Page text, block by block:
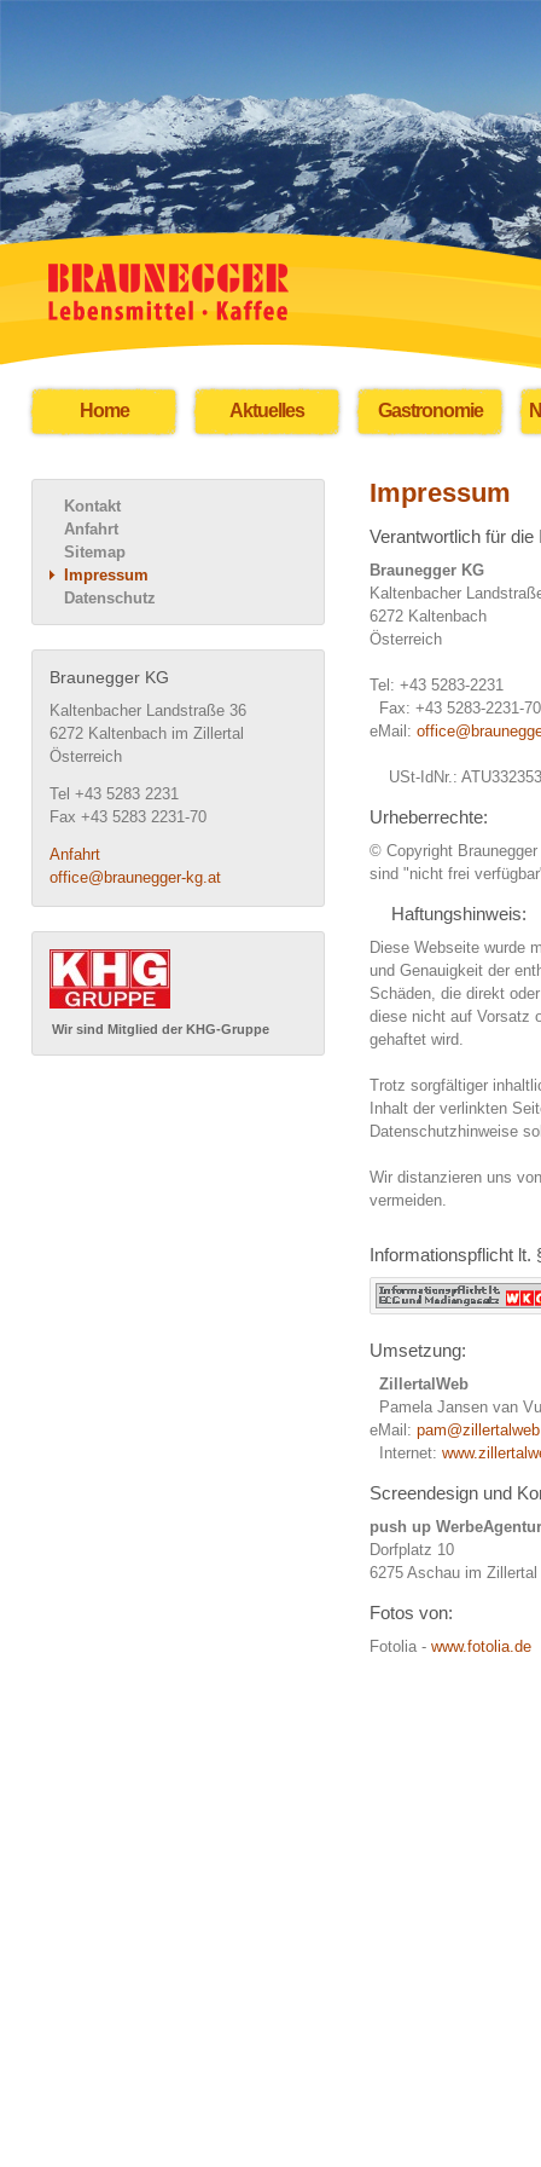
Home Aktuelles Gastronomie
Kontakt
Anfahrt
Sitemap
Impressum
Datenschutz
Braunegger KG
Kaltenbacher Landstraße 36
6272 Kaltenbach im Zillertal
Österreich
Tel +43 5283 2231
Fax +43 5283 2231-70
Anfahrt
office@braunegger-kg.at
Wir sind Mitglied der KHG-Gruppe
Impressum
Verantwortlich für
Braunegger KG
Kaltenbacher
6272 Kaltenbach
Österreich
Tel: +43 5283-2231
Fax: +43 5283-2231-70
eMail:
USt-IdNr.:
Urheberrechte:
© Copyright
sind "nicht frei
Haftungshinweis:
Diese Webseite wurde
und Genauigkeit der
Schäden, die direkt
diese nicht auf Vorsatz
gehaftet wird.
Trotz sorgfältiger
Inhalt der verlinkten
Datenschutzhinweise
Wir distanzieren uns
vermeiden.
Informationspflicht
Umsetzung:
ZillertalWeb
Pamela Jansen van
eMail:
Internet:
Screendesign und
push up WerbeAgentur
Dorfplatz 10
6275 Aschau im Zillertal
Fotos von:
Fotolia - www.fotolia.de